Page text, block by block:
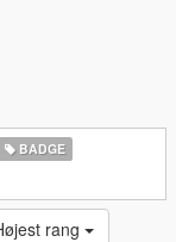
BADGE
rang